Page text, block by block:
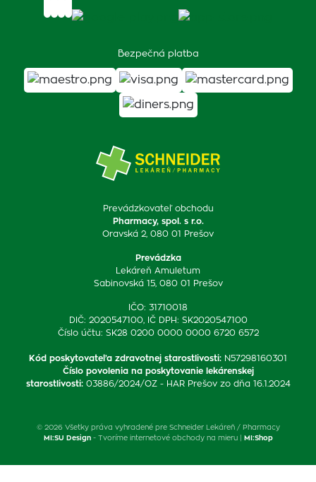
Prevádzkovateľ obchodu
Pharmacy, spol. s r.o.
Oravská 2, 080 01 Prešov
Prevádzka
Lekáreň Amuletum
Sabinovská 15, 080 01 Prešov
IČO: 31710018
DIČ: 2020547100, IČ DPH: SK2020547100
Číslo účtu: SK28 0200 0000 0000 6720 6572
Kód poskytovateľa zdravotnej starostlivosti: N57298160301
Číslo povolenia na poskytovanie lekárenskej
starostlivosti: 03886/2024/OZ - HAR Prešov zo dňa 16.1.2024
Bezpečná platba
© 2026 Všetky práva vyhradené pre Schneider Lekáreň / Pharmacy
MI:SU Design- Tvoríme internetové obchody na mieru | MI:Shop